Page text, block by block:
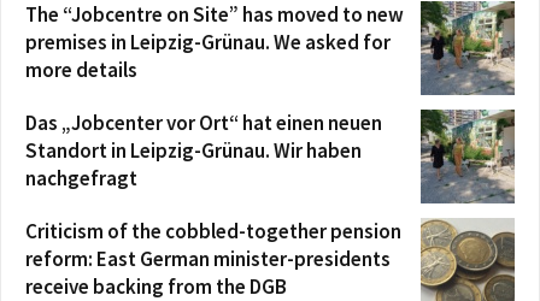
The “Jobcentre on Site” has moved to new
premises in Leipzig-Grünau. We asked for
more details
Das „Jobcenter vor Ort“ hat einen neuen
Standort in Leipzig-Grünau. Wir haben
nachgefragt
Criticism of the cobbled-together pension
reform: East German minister-presidents
receive backing from the DGB